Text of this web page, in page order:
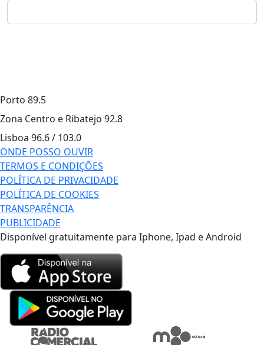
Porto 89.5
Zona Centro e Ribatejo 92.8
Lisboa 96.6 / 103.0
ONDE POSSO OUVIR
TERMOS E CONDIÇÕES
POLÍTICA DE PRIVACIDADE
POLÍTICA DE COOKIES
TRANSPARÊNCIA
PUBLICIDADE
Disponível gratuitamente para Iphone, Ipad e Android